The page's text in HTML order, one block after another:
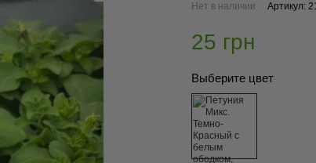
Нет в наличии Артикул:
25 грн
Выберите цвет